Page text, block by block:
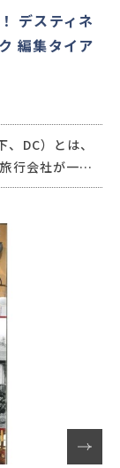
デスティネ
編集タイア
DC）とは、
行会社が一体
るキャンペー
ており、対象
紹介してい